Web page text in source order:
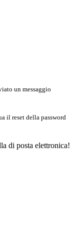
un messaggio
il reset della password
di posta elettronica!